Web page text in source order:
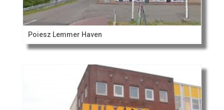
Poiesz Lemmer Haven